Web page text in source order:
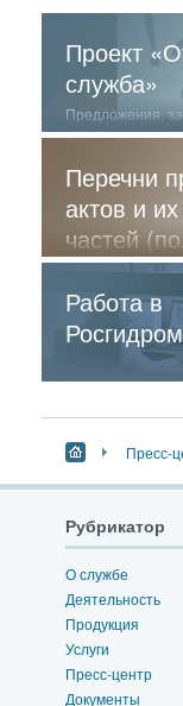
Проект
служба»
Предложения,
отзывы о нашей
Перечни
актов и
частей
Работа в
Пресс-
Рубрикатор
О службе
Деятельность
Продукция
Услуги
Пресс-центр
Документы